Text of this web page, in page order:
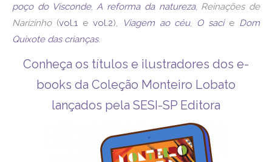
poço do Visconde,A reforma da natureza, Reinações de
Narizinho(vol.1e vol.2), Viagem ao céu, O sacie Dom
Quixote das crianças.
Conheça os títulos e ilustradores dos e-
books da Coleção Monteiro Lobato
lançados pela SESI-SP Editora